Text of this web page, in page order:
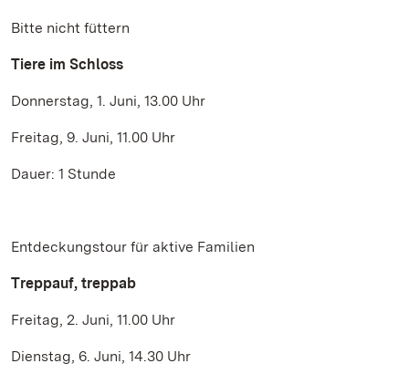
Bitte nicht füttern
Tiere im Schloss
Donnerstag, 1. Juni, 13.00 Uhr
Freitag, 9. Juni, 11.00 Uhr
Dauer: 1 Stunde
Entdeckungstour für aktive Familien
Treppauf, treppab
Freitag, 2. Juni, 11.00 Uhr
Dienstag, 6. Juni, 14.30 Uhr